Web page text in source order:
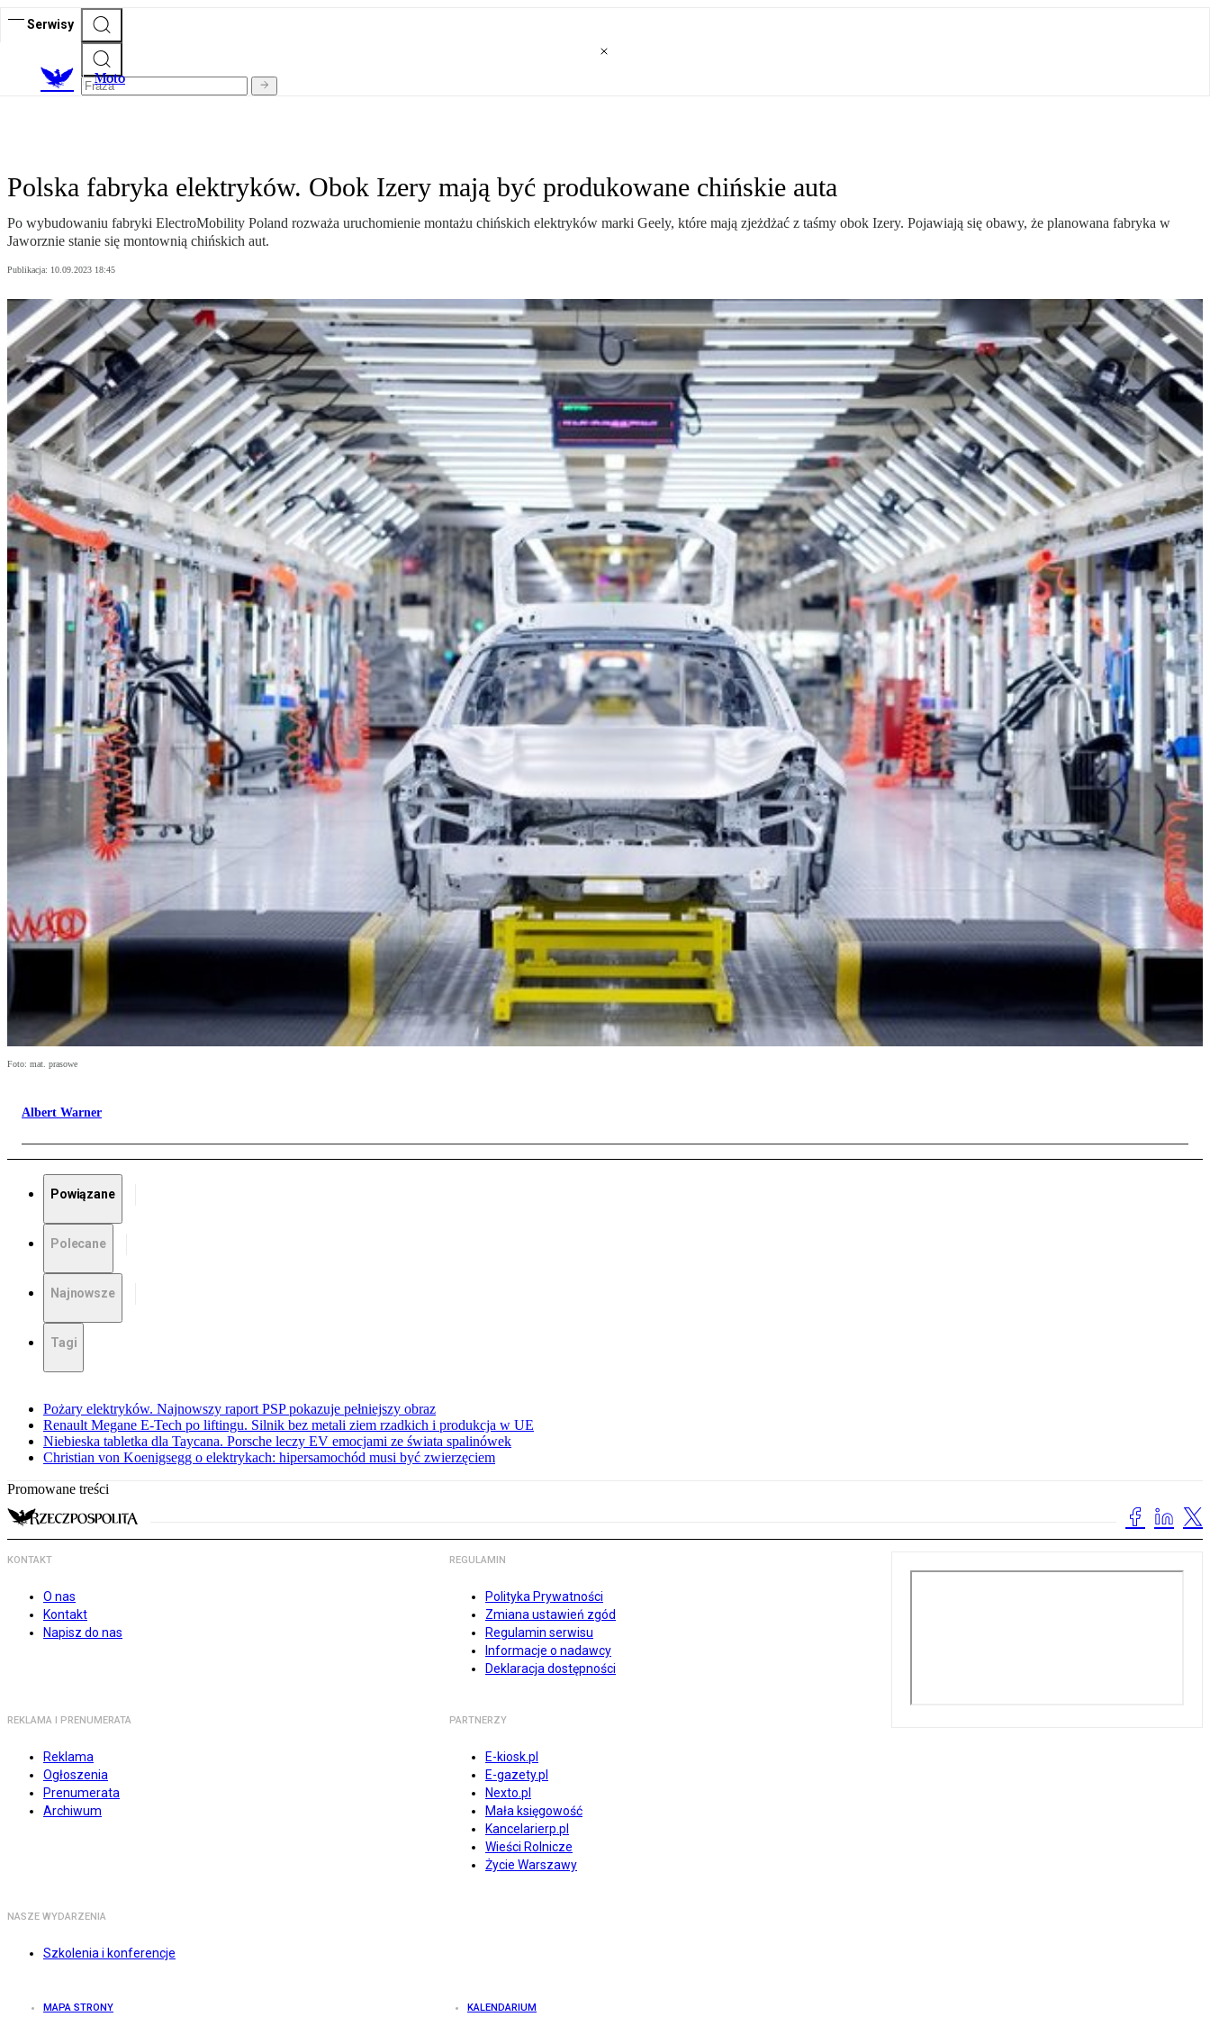
Serwisy
Moto
Polska fabryka elektryków. Obok Izery mają być produkowane chińskie auta
Po wybudowaniu fabryki ElectroMobility Poland rozważa uruchomienie montażu chińskich elektryków marki Geely, które mają zjeżdżać z taśmy obok Izery. Pojawiają się obawy, że planowana fabryka w
Jaworznie stanie się montownią chińskich aut.
Publikacja: 10.09.2023 18:45
Foto: mat. prasowe
Albert Warner
Powiązane
Polecane
Najnowsze
Tagi
Pożary elektryków. Najnowszy raport PSP pokazuje pełniejszy obraz
Renault Megane E-Tech po liftingu. Silnik bez metali ziem rzadkich i produkcja w UE
Niebieska tabletka dla Taycana. Porsche leczy EV emocjami ze świata spalinówek
Christian von Koenigsegg o elektrykach: hipersamochód musi być zwierzęciem
Promowane treści
KONTAKT
O nas
Kontakt
Napisz do nas
REGULAMIN
Polityka Prywatności
Zmiana ustawień zgód
Regulamin serwisu
Informacje o nadawcy
Deklaracja dostępności
REKLAMA I PRENUMERATA
Reklama
Ogłoszenia
Prenumerata
Archiwum
PARTNERZY
E-kiosk.pl
E-gazety.pl
Nexto.pl
Mała księgowość
Kancelarierp.pl
Wieści Rolnicze
Życie Warszawy
NASZE WYDARZENIA
Szkolenia i konferencje
MAPA STRONY KALENDARIUM